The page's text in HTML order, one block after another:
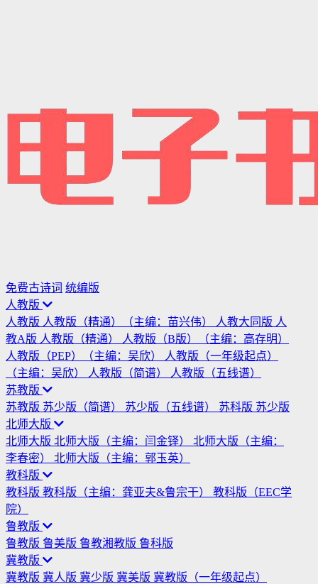
免费古诗词 统编版
人教版
人教版 人教版（精通）（主编：苗兴伟） 人教大同版 人
教A版 人教版（精通）
人教版（B版）（主编：高存明）
人教版（PEP）（主编：吴欣）
人教版（一年级起点）
（主编：吴欣）
人教版（简谱）
人教版（五线谱）
苏教版
苏教版 苏少版（简谱） 苏少版（五线谱） 苏科版 苏少版
北师大版
北师大版 北师大版（主编：闫金铎） 北师大版（主编：
李春密） 北师大版（主编：郭玉英）
教科版
教科版 教科版（主编：龚亚夫&鲁宗干） 教科版（EEC学
院）
鲁教版
鲁教版 鲁美版 鲁教湘教版 鲁科版
冀教版
冀教版 冀人版 冀少版 冀美版 冀教版（一年级起点）